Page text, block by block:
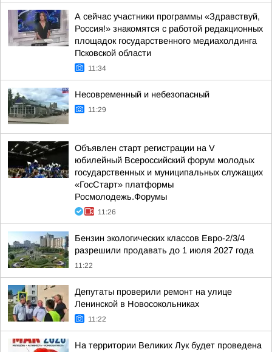
А сейчас участники программы «Здравствуй,
Россия!» знакомятся с работой редакционных
площадок государственного медиахолдинга
Псковской области
11:34
Несовременный и небезопасный
11:29
Объявлен старт регистрации на V
юбилейный Всероссийский форум молодых
государственных и муниципальных служащих
«ГосСтарт» платформы
Росмолодежь.Форумы
11:26
Бензин экологических классов Евро-2/3/4
разрешили продавать до 1 июля 2027 года
11:22
Депутаты проверили ремонт на улице
Ленинской в Новосокольниках
11:22
На территории Великих Лук будет проведена